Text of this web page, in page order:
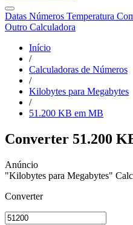
Datas Números Temperatura
Outro Calculadora
Início
/
Calculadoras de Números
/
Kilobytes para Megabytes
/
51.200 KB em MB
Converter 51.200
"Kilobytes para Megabytes"
Converter